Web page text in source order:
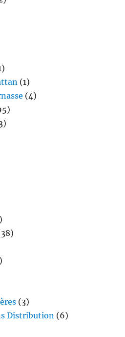
(1)
(4)
(3)
Distribution (6)